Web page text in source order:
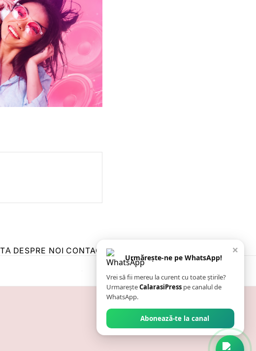
DESPRE NOI CONTACT ZIARUL ANUNȚUL CĂLĂRĂȘEAN
×
Urmărește-ne pe WhatsApp!
Vrei să fii mereu la curent cu toate știrile?
UrmareșteCalarasiPress pe canalul de
WhatsApp.
Abonează-te la canal